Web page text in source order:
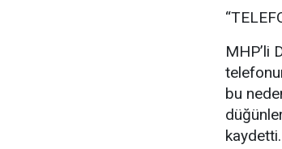
MHP’li
bu
kaydetti.